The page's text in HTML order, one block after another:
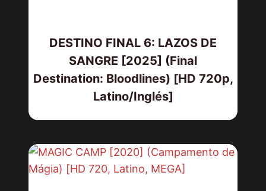
DESTINO FINAL 6: LAZOS DE
SANGRE [2025] (Final
Destination: Bloodlines) [HD 720p,
Latino/Inglés]